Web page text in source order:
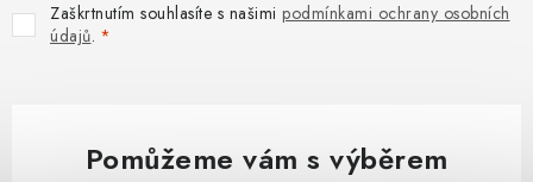
Zaškrtnutím souhlasíte s našimi podmínkami ochrany osobních
údajů.
Pomůžeme vám s výběrem